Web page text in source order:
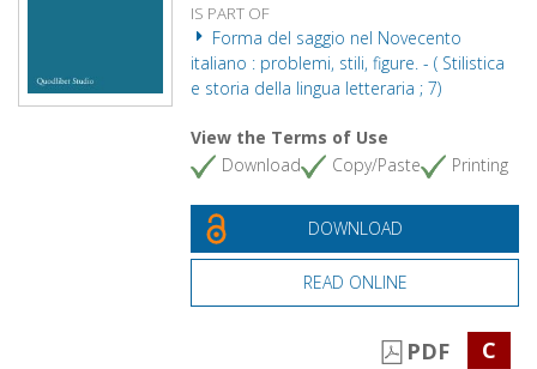
IS PART OF
Forma del saggio nel Novecento
italiano : problemi, stili, figure. - ( Stilistica
e storia della lingua letteraria ; 7)
View the Terms of Use
Download
Copy/Paste Printing
DOWNLOAD
READ ONLINE
PDF C